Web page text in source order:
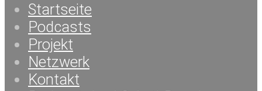
Startseite
Podcasts
Projekt
Netzwerk
Kontakt